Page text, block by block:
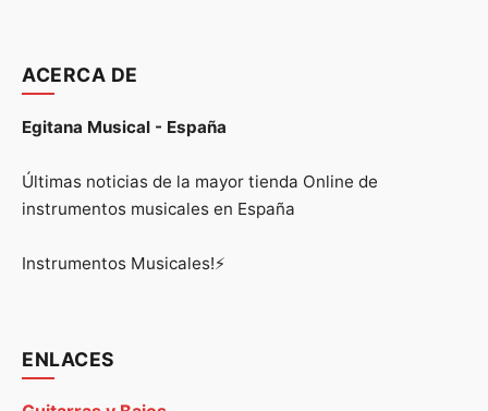
ACERCA DE
Egitana Musical - España
Últimas noticias de la mayor tienda Online de
instrumentos musicales en España
Instrumentos Musicales!⚡
ENLACES